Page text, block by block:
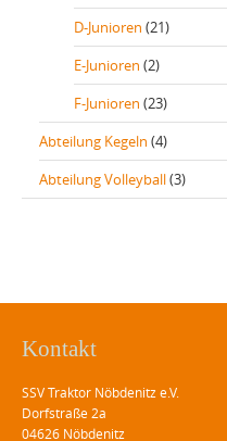
D-Junioren (21)
E-Junioren (2)
F-Junioren (23)
Abteilung Kegeln (4)
Abteilung Volleyball(3)
Kontakt
SSV Traktor Nöbdenitz e.V.
Dorfstraße 2a
04626 Nöbdenitz